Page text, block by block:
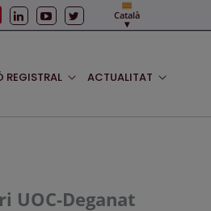
Català
ACTUALITAT
UOC-Deganat